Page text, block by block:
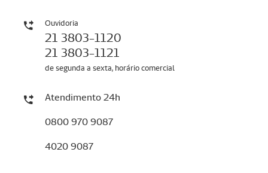
Ouvidoria
21 3803-1120
21 3803-1121
de segunda a sexta, horário comercial
Atendimento 24h
0800 970 9087
4020 9087